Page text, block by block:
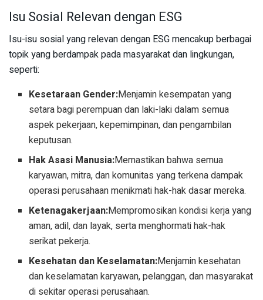
Isu Sosial Relevan dengan ESG
Isu-isu sosial yang relevan dengan ESG mencakup berbagai
topik yang berdampak pada masyarakat dan lingkungan,
seperti:
Kesetaraan Gender:Menjamin kesempatan yang
setara bagi perempuan dan laki-laki dalam semua
aspek pekerjaan, kepemimpinan, dan pengambilan
keputusan.
Hak Asasi Manusia:Memastikan bahwa semua
karyawan, mitra, dan komunitas yang terkena dampak
operasi perusahaan menikmati hak-hak dasar mereka.
Ketenagakerjaan:Mempromosikan kondisi kerja yang
aman, adil, dan layak, serta menghormati hak-hak
serikat pekerja.
Kesehatan dan Keselamatan:Menjamin kesehatan
dan keselamatan karyawan, pelanggan, dan masyarakat
di sekitar operasi perusahaan.